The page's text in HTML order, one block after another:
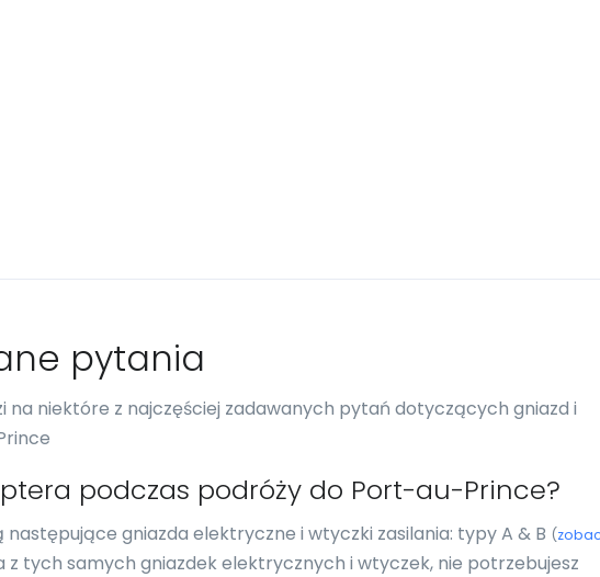
pytania
na niektóre z najczęściej zadawanych pytań dotyczących gniazd i
podczas podróży do Port-au-Prince?
gniazda elektryczne i wtyczki zasilania: typy A & B (
z tych samych gniazdek elektrycznych i wtyczek, nie potrzebujesz